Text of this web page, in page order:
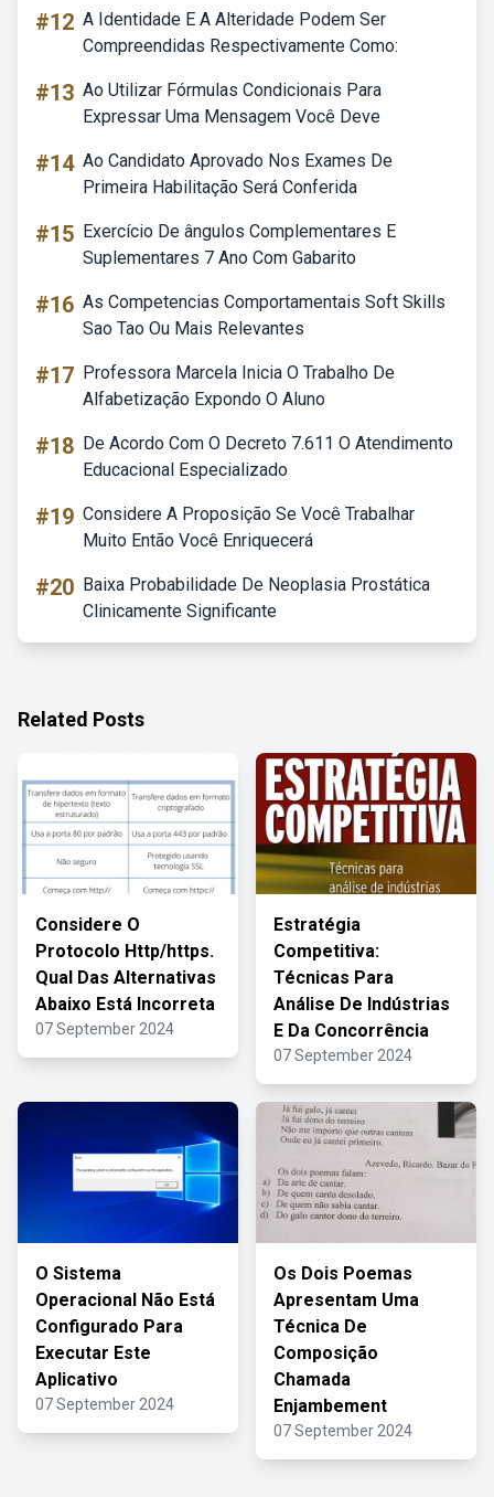
#12 A Identidade E A Alteridade Podem Ser
Compreendidas Respectivamente Como:
#13 Ao Utilizar Fórmulas Condicionais Para
Expressar Uma Mensagem Você Deve
#14 Ao Candidato Aprovado Nos Exames De
Primeira Habilitação Será Conferida
#15 Exercício De ângulos Complementares E
Suplementares 7 Ano Com Gabarito
#16 As Competencias Comportamentais Soft Skills
Sao Tao Ou Mais Relevantes
#17 Professora Marcela Inicia O Trabalho De
Alfabetização Expondo O Aluno
#18 De Acordo Com O Decreto 7.611 O Atendimento
Educacional Especializado
#19 Considere A Proposição Se Você Trabalhar
Muito Então Você Enriquecerá
#20 Baixa Probabilidade De Neoplasia Prostática
Clinicamente Significante
Related Posts
Considere O
Protocolo Http/https.
Qual Das Alternativas
Abaixo Está Incorreta
07 September 2024
Estratégia
Competitiva:
Técnicas Para
Análise De Indústrias
E Da Concorrência
07 September 2024
O Sistema
Operacional Não Está
Configurado Para
Executar Este
Aplicativo
07 September 2024
Os Dois Poemas
Apresentam Uma
Técnica De
Composição
Chamada
Enjambement
07 September 2024